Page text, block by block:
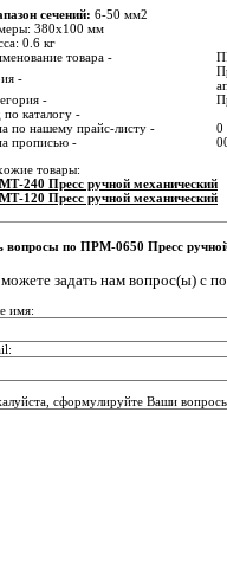
сечений: 6-50 мм2
380х100 мм
0.6 кг
товара -
-
-
по каталогу -
по нашему прайс-листу -
0
прописью -
товары:
240 Пресс ручной механический
120 Пресс ручной механический
вопросы по ПРМ-0650 Пресс
задать нам вопрос(ы) с
имя:
сформулируйте Ваши